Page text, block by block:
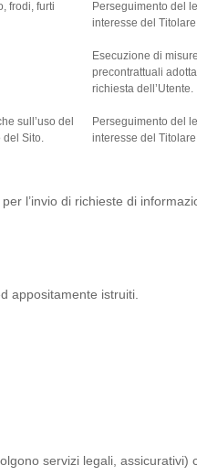
frodi, furti
Perseguimento del
interesse del
Esecuzione di misure
precontrattuali
richiesta dell’Utente.
sull’uso del
del Sito.
Perseguimento del
interesse del
l’invio di richieste di
appositamente istruiti.
servizi legali, assicurativi)